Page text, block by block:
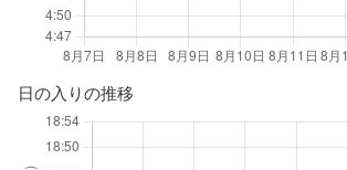
日の入りの推移